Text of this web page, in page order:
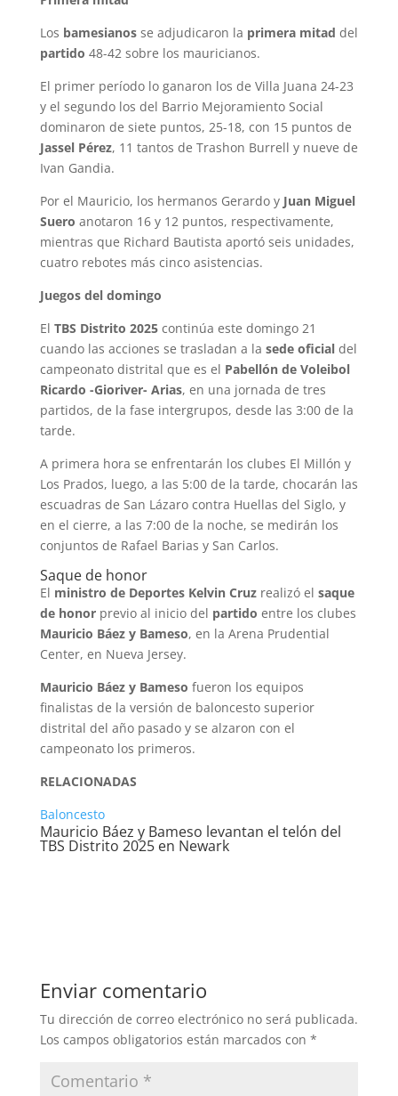
Los bamesianosse adjudicaron la primera mitad del
partido 48-42 sobre los mauricianos.
El primer período lo ganaron los de Villa Juana 24-23
y el segundo los del Barrio Mejoramiento Social
dominaron de siete puntos, 25-18, con 15 puntos de
Jassel Pérez, 11 tantos de Trashon Burrell y nueve de
Ivan Gandia.
Por el Mauricio, los hermanos Gerardo y Juan Miguel
Suero anotaron 16 y 12 puntos, respectivamente,
mientras que Richard Bautista aportó seis unidades,
cuatro rebotes más cinco asistencias.
Juegos del domingo
El TBS Distrito 2025continúa este domingo 21
cuando las acciones se trasladan a la sede oficialdel
campeonato distrital que es el Pabellón de Voleibol
Ricardo -Gioriver- Arias, en una jornada de tres
partidos, de la fase intergrupos, desde las 3:00 de la
tarde.
A primera hora se enfrentarán los clubes El Millón y
Los Prados, luego, a las 5:00 de la tarde, chocarán las
escuadras de San Lázaro contra Huellas del Siglo, y
en el cierre, a las 7:00 de la noche, se medirán los
conjuntos de Rafael Barias y San Carlos.
Saque de honor
El ministro de Deportes Kelvin Cruzrealizó el saque
de honorprevio al inicio del partido entre los clubes
Mauricio Báez y Bameso, en la Arena Prudential
Center, en Nueva Jersey.
Mauricio Báez y Bameso fueron los equipos
finalistas de la versión de baloncesto superior
distrital del año pasado y se alzaron con el
campeonato los primeros.
RELACIONADAS
Baloncesto
Mauricio Báez y Bameso levantan el telón del
TBS Distrito 2025 en Newark
Enviar comentario
Tu dirección de correo electrónico no será publicada.
Los campos obligatorios están marcados con *